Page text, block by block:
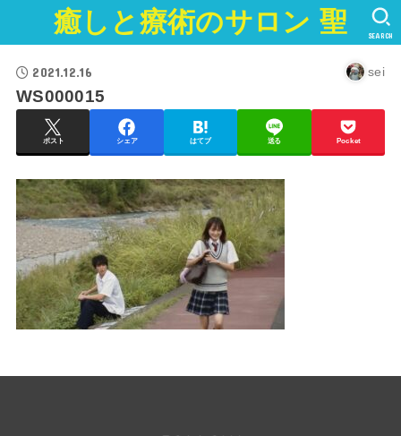
癒しと療術のサロン 聖 SEARCH
2021.12.16 sei
WS000015
ポスト シェア はてブ 送る Pocket